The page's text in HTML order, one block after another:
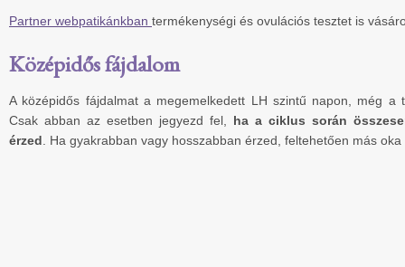
Partner webpatikánkban termékenységi és ovulációs tesztet is
Középidős fájdalom
A középidős fájdalmat a megemelkedett LH szintű napon, még a
Csak abban az esetben jegyezd fel, ha a ciklus során
érzed . Ha gyakrabban vagy hosszabban érzed, feltehetően más